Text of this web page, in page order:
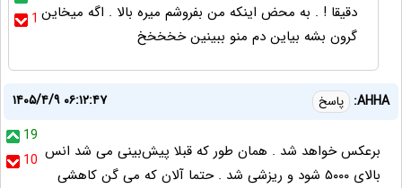
1 دقیقا ! . به محض اینکه من بفروشم میره بالا . اگه میخاین
گرون بشه بیاین دم منو ببینین خخخخخ
AHHA: پاسخ
۱۴۰۵/۴/۹ ۰۶:۱۲:۴۷
19
10 برعکس خواهد شد . همان طور که قبلا پیش‌بینی می شد انس
بالای ۵۰۰۰ شود و ریزشی شد . حتما آلان که می گن کاهشی